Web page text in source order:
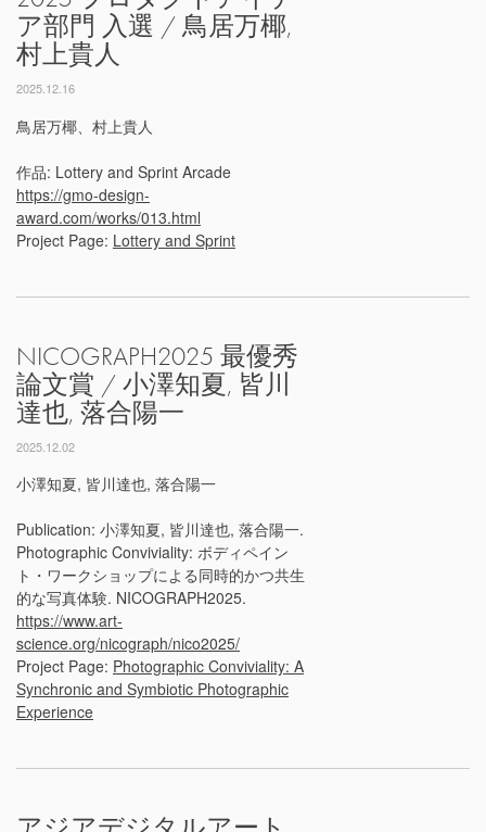
ア部門 入選 / 鳥居万椰,
村上貴人
2025.12.16
鳥居万椰、村上貴人
作品: Lottery and Sprint Arcade
https://gmo-design-
award.com/works/013.html
Project Page: Lottery and Sprint
NICOGRAPH2025 最優秀
論文賞 / 小澤知夏, 皆川
達也, 落合陽一
2025.12.02
小澤知夏, 皆川達也, 落合陽一
Publication: 小澤知夏, 皆川達也, 落合陽一.
Photographic Conviviality: ボディペイン
ト・ワークショップによる同時的かつ共生
的な写真体験. NICOGRAPH2025.
https://www.art-
science.org/nicograph/nico2025/
Project Page: Photographic Conviviality: A
Synchronic and Symbiotic Photographic
Experience